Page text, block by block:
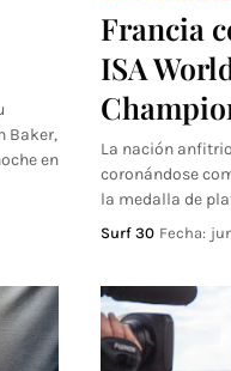
Baker,
en
Francia
ISA
La nación
coronándose
la medalla de
Surf 30 Fecha: